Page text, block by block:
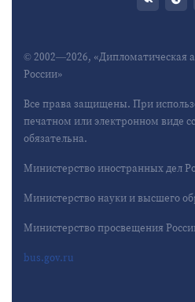
© 2002—2026,
России»
Все права защищены. При
печатном или электронном виде
обязательна.
Министерство иностранных дел
Министерство науки и высшего
Министерство просвещения
bus.gov.ru